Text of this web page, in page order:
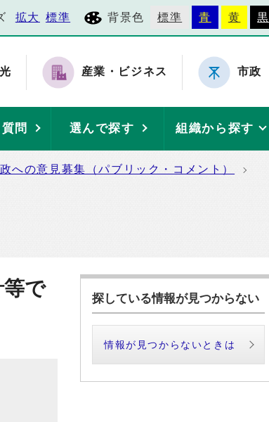
拡大 標準 背景色 標準 青 黄 黒
産業・ビジネス 市政
問 選んで探す 組織から探す
への意見募集（パブリック・コメント）
で
探している情報が見つからない
情報が見つからないときは